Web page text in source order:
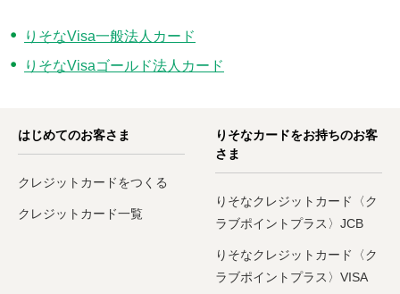
りそなVisa一般法人カード
りそなVisaゴールド法人カード
はじめてのお客さま
クレジットカードをつくる
クレジットカード一覧
りそなカードをお持ちのお客
さま
りそなクレジットカード〈ク
ラブポイントプラス〉JCB
りそなクレジットカード〈ク
ラブポイントプラス〉VISA